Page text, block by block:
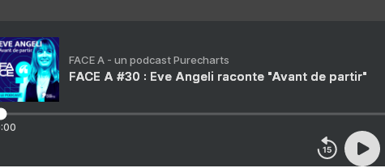
FACE A - un podcast Purecharts
FACE A #30 : Eve Angeli raconte "Avant de partir"